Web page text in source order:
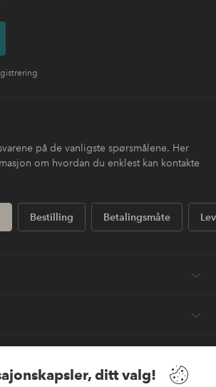
ditt valg!
på de vanligste spørsmålene. Her
om hvordan du enklest kan kontakte
Bestilling Betalingsmåte